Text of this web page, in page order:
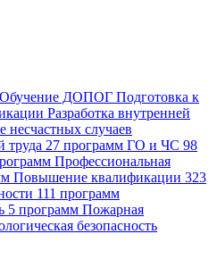
Обучение ДОПОГ Подготовка к
Разработка внутренней
несчастных случаев
труда 27 программ ГО и ЧС 98
Профессиональная
Повышение квалификации 323
111 программ
5 программ Пожарная
безопасность